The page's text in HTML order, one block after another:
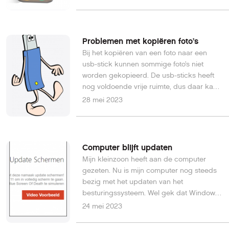
Problemen met kopiëren foto’s
Bij het kopiëren van een foto naar een
usb-stick kunnen sommige foto’s niet
worden gekopieerd. De usb-sticks heeft
nog voldoende vrije ruimte, dus daar kan
het niet aan liggen. Willem van L.
28 mei 2023
Computer blijft updaten
Mijn kleinzoon heeft aan de computer
gezeten. Nu is mijn computer nog steeds
bezig met het updaten van het
besturingssysteem. Wel gek dat Windows
10 wordt geüpdatet, want op de computer
24 mei 2023